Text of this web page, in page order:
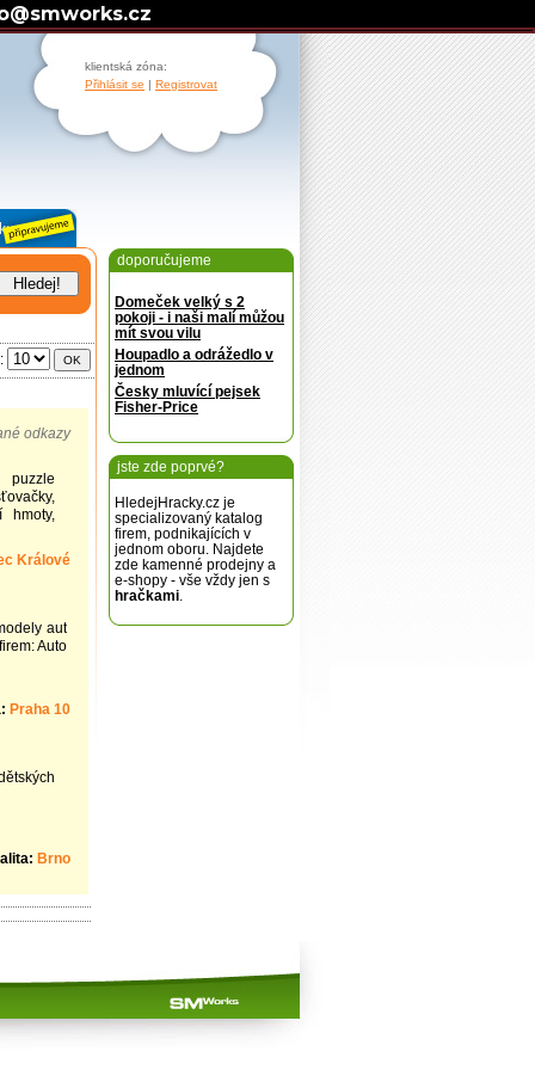
klientská zóna:
Přihlásit se | Registrovat
OK
odkazy
puzzle
hmoty,
Králové
aut
Auto
Praha 10
Brno
doporučujeme
Domeček velký s 2
pokoji - i naši malí můžou
mít svou vilu
Houpadlo a odrážedlo v
jednom
Česky mluvící pejsek
Fisher-Price
jste zde poprvé?
HledejHracky.cz je
specializovaný katalog
firem, podnikajících v
jednom oboru. Najdete
zde kamenné prodejny a
e-shopy - vše vždy jen s
hračkami.